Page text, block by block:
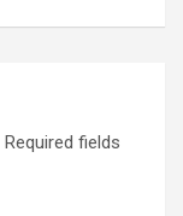
Required fields